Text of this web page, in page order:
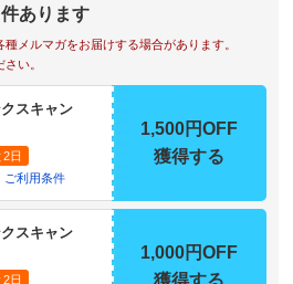
件あります
メルマガをお届けする場合があります。
い。
スキャン
2日
ご利用条件
1,500円OFF
獲得する
スキャン
2日
1,000円OFF
獲得する